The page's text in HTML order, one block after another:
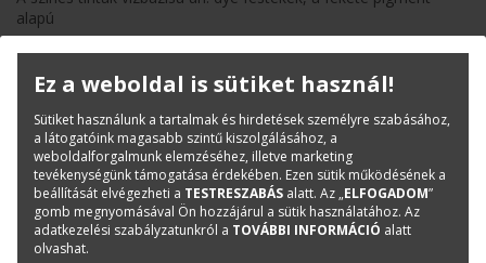
alapú
Tinta kapacitás: színes: 29 ml, fekete:80ml
NYOMTATÁS TEKERCSRE
A felhasználható tekercs maximális szélessége:
914mm, maximum 50 m-es kiszerelés használható a
nyomtatóban
VÁGOTT LAP NYOMTATÁSA
A4 és A3 méretű lapok is nyomtathatók, a lapadagolójába
egyszerre több lapot betölthetünk
Ez a weboldal is sütiket használ!
Sütiket használunk a tartalmak és hirdetések személyre szabásához,
a látogatóink magasabb szintű kiszolgálásához, a
weboldalforgalmunk elemzéséhez, illetve marketing
tevékenységünk támogatása érdekében. Ezen sütik működésének a
beállítását elvégezheti a TESTRESZABÁS alatt. Az „ELFOGADOM”
gomb megnyomásával Ön hozzájárul a sütik használatához. Az
adatkezelési szabályzatunkról a TOVÁBBI INFORMÁCIÓ alatt
olvashat.